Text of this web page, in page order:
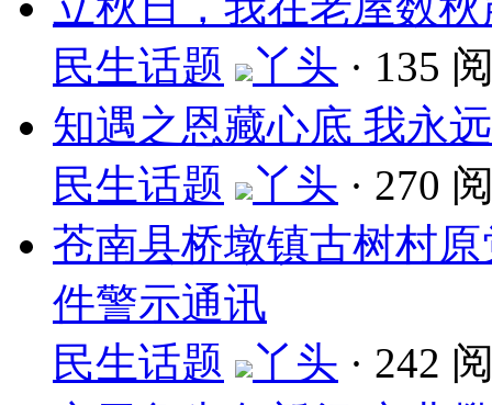
民生话题
丫头 · 135
知遇之恩藏心底 我永
民生话题
丫头 · 270
苍南县桥墩镇古树村
件警示通讯
民生话题
丫头 · 242